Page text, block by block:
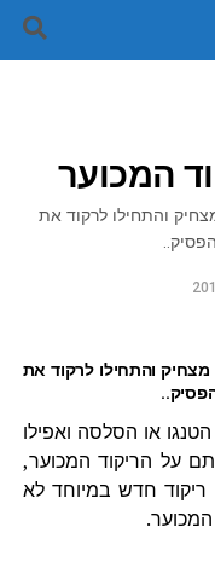
המכוער
והתחילו לרקוד את
והתחילו לרקוד את
הטנגו או הסלסה ואפילו
על הריקוד המכוער,
ריקוד חדש במיוחד לא